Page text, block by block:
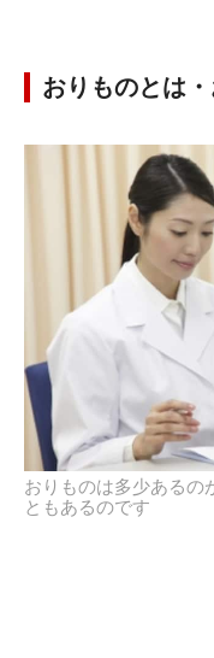
おりものとは
おりものは多少あるの
ともあるのです